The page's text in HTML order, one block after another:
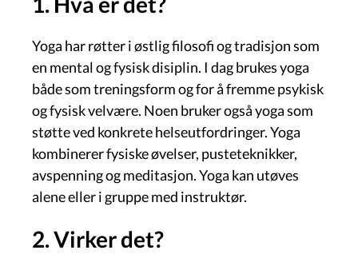
Yoga har røtter i østlig filosofi og tradisjon som
en mental og fysisk disiplin. I dag brukes yoga
både som treningsform og for å fremme psykisk
og fysisk velvære. Noen bruker også yoga som
støtte ved konkrete helseutfordringer. Yoga
kombinerer fysiske øvelser, pusteteknikker,
avspenning og meditasjon. Yoga kan utøves
alene eller i gruppe med instruktør.
2. Virker det?